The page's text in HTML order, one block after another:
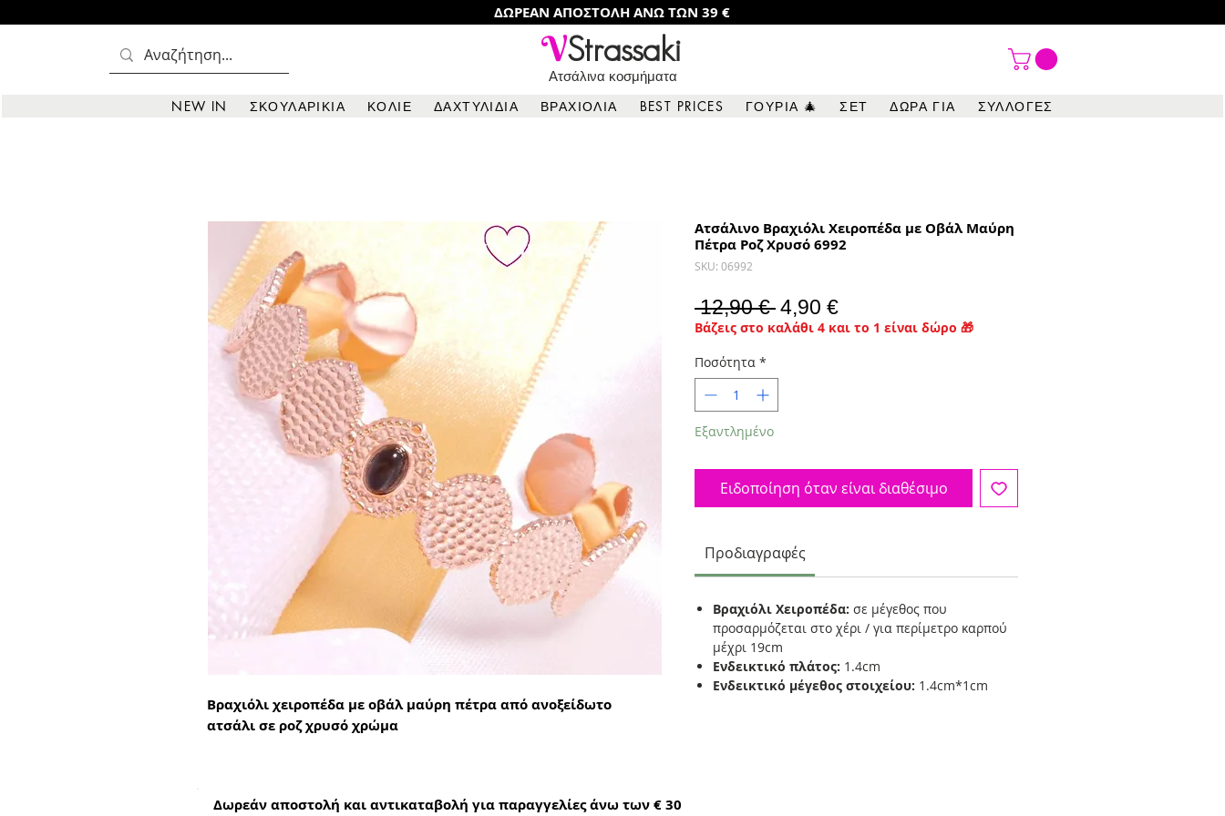
ΔΩΡΕΑΝ ΑΠΟΣΤΟΛΗ ΑΝΩ ΤΩΝ 39 €
VStrassaki
Ατσάλινα κοσμήματα
NEW IN ΣΚΟΥΛΑΡΙΚΙΑ ΚΟΛΙΕ ΔΑΧΤΥΛΙΔΙΑ ΒΡΑΧΙΟΛΙΑ BEST PRICES ΓΟΥΡΙΑ 🎄 ΣΕΤ ΔΩΡΑ ΓΙΑ ΣΥΛΛΟΓΕΣ
Βραχιόλι χειροπέδα με οβάλ μαύρη πέτρα από ανοξείδωτο
ατσάλι σε ροζ χρυσό χρώμα
Ατσάλινο Βραχιόλι Χειροπέδα με Οβάλ Μαύρη
Πέτρα Ροζ Χρυσό 6992
SKU: 06992
12,90 € Κανονική
τιμή
4,90 €Τιμή
Έκπτωσης
Βάζεις στο καλάθι 4 και το 1 είναι δώρο 🎁
Ποσότητα *
Εξαντλημένο
Ειδοποίηση όταν είναι διαθέσιμο
Προδιαγραφές
Βραχιόλι Χειροπέδα: σε μέγεθος που
προσαρμόζεται στο χέρι / για περίμετρο καρπού
μέχρι 19cm
Ενδεικτικό πλάτος: 1.4cm
Ενδεικτικό μέγεθος στοιχείου: 1.4cm*1cm
Δωρεάν αποστολή και αντικαταβολή για παραγγελίες άνω των € 30